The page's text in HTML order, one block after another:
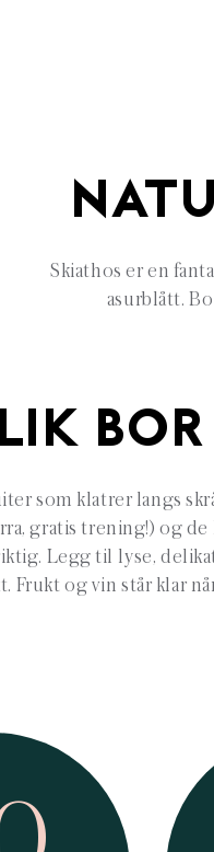
Skiathos er en
asurblått.
som klatrer langs
gratis trening!) og de
Legg til lyse,
Frukt og vin står klar